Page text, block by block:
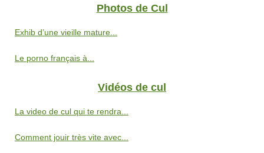
Photos de Cul
Exhib d’une vieille mature...
Le porno français à...
Vidéos de cul
La video de cul qui te rendra...
Comment jouir très vite avec...